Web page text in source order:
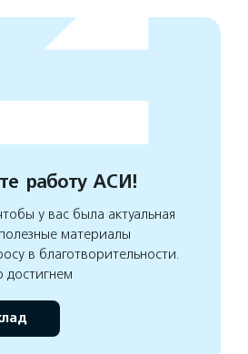
работу АСИ!
у вас была актуальная
материалы
в благотворительности.
достигнем